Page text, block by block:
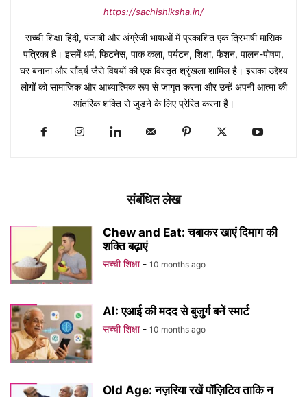
https://sachishiksha.in/
सच्ची शिक्षा हिंदी, पंजाबी और अंग्रेजी भाषाओं में प्रकाशित एक त्रिभाषी मासिक
पत्रिका है। इसमें धर्म, फिटनेस, पाक कला, पर्यटन, शिक्षा, फैशन, पालन-पोषण,
घर बनाना और सौंदर्य जैसे विषयों की एक विस्तृत श्रृंखला शामिल है। इसका उद्देश्य
लोगों को सामाजिक और आध्यात्मिक रूप से जागृत करना और उन्हें अपनी आत्मा की
आंतरिक शक्ति से जुड़ने के लिए प्रेरित करना है।
संबंधित लेख
Chew and Eat: चबाकर खाएं दिमाग की
शक्ति बढ़ाएं
सच्ची शिक्षा - 10 months ago
AI: एआई की मदद से बुजुर्ग बनें स्मार्ट
सच्ची शिक्षा - 10 months ago
Old Age: नज़रिया रखें पॉज़िटिव ताकि न